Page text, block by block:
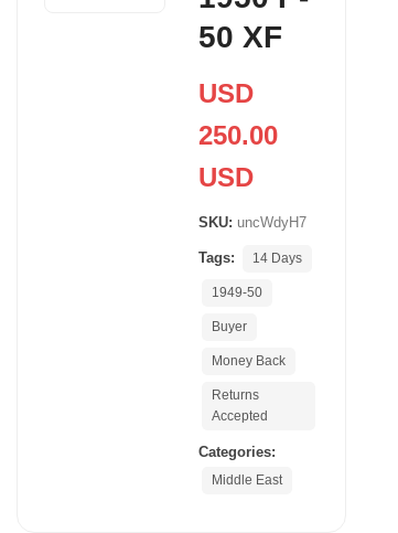
50 XF
USD
250.00
USD
SKU: uncWdyH7
Tags: 14 Days
1949-50
Buyer
Money Back
Returns
Accepted
Categories:
Middle East